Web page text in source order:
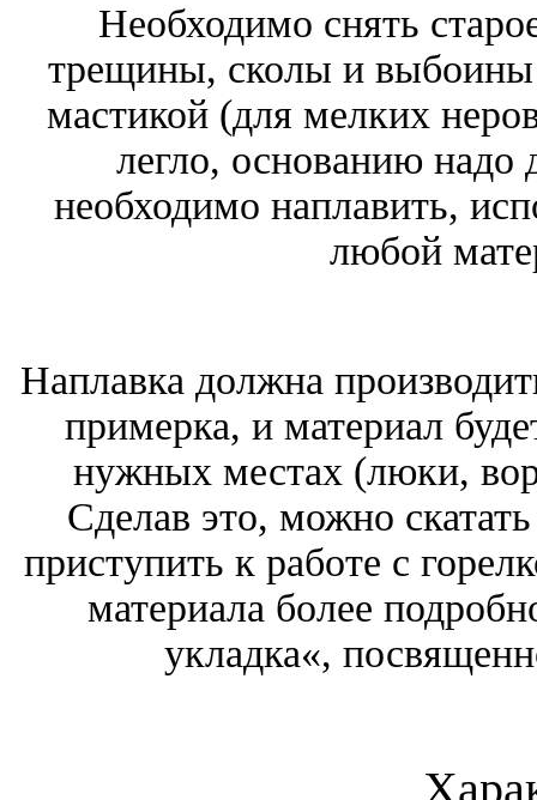
Необходимо снять
трещины, сколы и выбоины
мастикой (для мелких
легло, основанию
необходимо наплавить,
любой
Наплавка должна
примерка, и материал
нужных местах (люки,
Сделав это, можно
приступить к работе с
материала более
укладка«,